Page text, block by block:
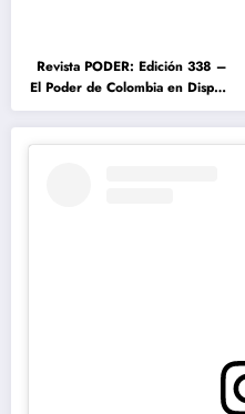
Revista PODER: Edición 338 –
El Poder de Colombia en Disputa
2026